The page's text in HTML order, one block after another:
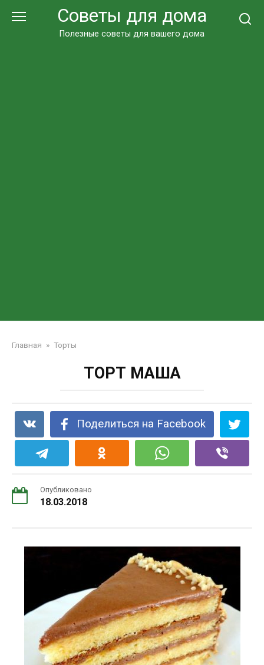
Советы для дома
Полезные советы для вашего дома
Главная » Торты
ТОРТ МАША
Поделиться на Facebook
Опубликовано
18.03.2018